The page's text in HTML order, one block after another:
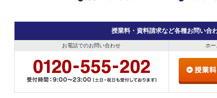
授業料・資料請求など各種お問い合
お電話でのお問い合わせ ホ